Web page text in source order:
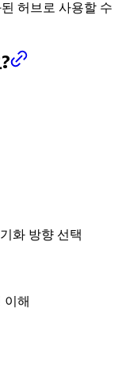
허브로 사용할 수
화 방향 선택
이해